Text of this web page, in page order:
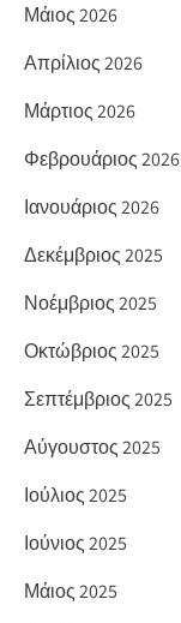
Μάιος 2026
Απρίλιος 2026
Μάρτιος 2026
Φεβρουάριος 2026
Ιανουάριος 2026
Δεκέμβριος 2025
Νοέμβριος 2025
Οκτώβριος 2025
Σεπτέμβριος 2025
Αύγουστος 2025
Ιούλιος 2025
Ιούνιος 2025
Μάιος 2025